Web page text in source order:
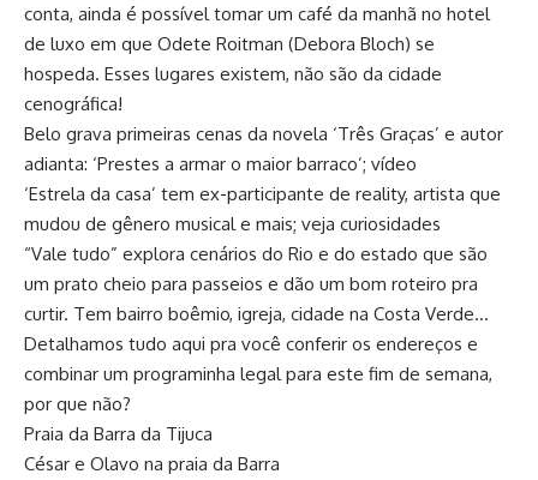
conta, ainda é possível tomar um café da manhã no hotel
de luxo em que Odete Roitman (Debora Bloch) se
hospeda. Esses lugares existem, não são da cidade
cenográfica!
Belo grava primeiras cenas da novela ‘Três Graças’ e autor
adianta: ‘Prestes a armar o maior barraco’; vídeo
‘Estrela da casa’ tem ex-participante de reality, artista que
mudou de gênero musical e mais; veja curiosidades
“Vale tudo” explora cenários do Rio e do estado que são
um prato cheio para passeios e dão um bom roteiro pra
curtir. Tem bairro boêmio, igreja, cidade na Costa Verde…
Detalhamos tudo aqui pra você conferir os endereços e
combinar um programinha legal para este fim de semana,
por que não?
Praia da Barra da Tijuca
César e Olavo na praia da Barra